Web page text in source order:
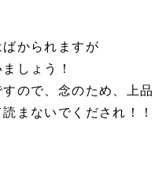
かられますが
しょう！
ので、念のため、上品
まないでくだされ！！